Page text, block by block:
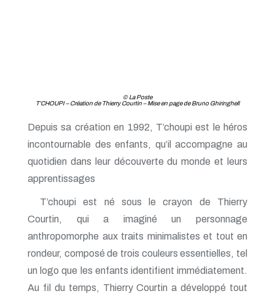
© La Poste
T’CHOUPI – Création de Thierry Courtin – Mise en page de Bruno Ghiringhell
Depuis sa création en 1992, T’choupi est le héros
incontournable des enfants, qu’il accompagne au
quotidien dans leur découverte du monde et leurs
apprentissages
T’choupi est né sous le crayon de Thierry
Courtin, qui a imaginé un personnage
anthropomorphe aux traits minimalistes et tout en
rondeur, composé de trois couleurs essentielles, tel
un logo que les enfants identifient immédiatement.
Au fil du temps, Thierry Courtin a développé tout